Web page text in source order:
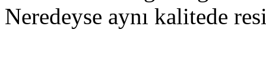
Neredeyse aynı kalitede